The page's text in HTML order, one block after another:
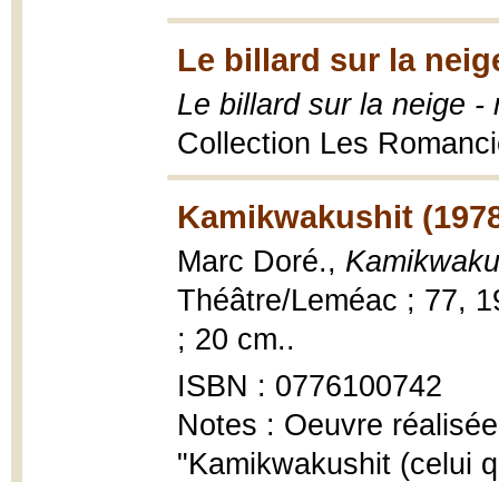
Le billard sur la
Le billard sur la neige -
Collection Les
Kamikwakushit
Marc Doré.,
Théâtre/Leméac ; 77,
; 20 cm..
ISBN : 0776100742
Notes : Oeuvre
"Kamikwakushit (celui